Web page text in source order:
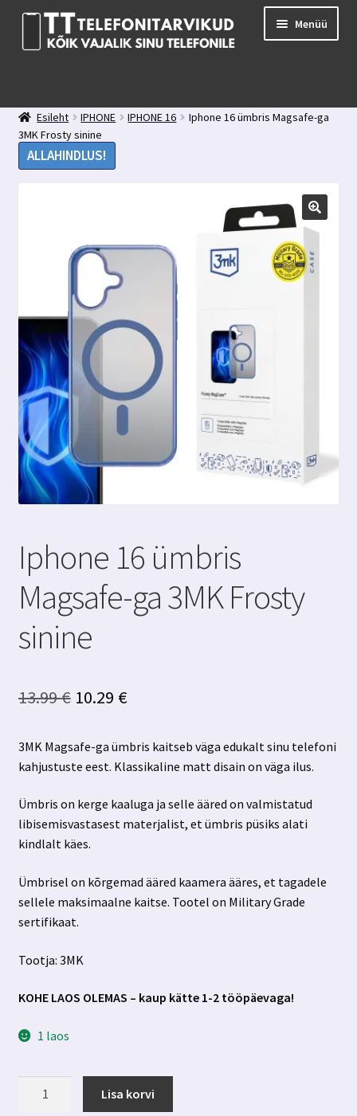
Liigu
navigeerimisele
Liigu
juurde
Menüü
Minu konto
Ostukorv
Esileht IPHONE IPHONE 16
Iphone 16 ümbris Magsafe-ga
3MK Frosty sinine
ALLAHINDLUS!
Iphone 16 ümbris
Magsafe-ga 3MK Frosty
sinine
13.99€ Algne
oli:
10.29 €Praegune
on:
3MK Magsafe-ga ümbris kaitseb väga edukalt sinu telefoni
kahjustuste eest. Klassikaline matt disain on väga ilus.
Ümbris on kerge kaaluga ja selle ääred on valmistatud
libisemisvastasest materjalist, et ümbris püsiks alati
kindlalt käes.
Ümbrisel on kõrgemad ääred kaamera ääres, et tagadele
sellele maksimaalne kaitse. Tootel on Military Grade
sertifikaat.
Tootja: 3MK
KOHE LAOS OLEMAS – kaup kätte 1-2 tööpäevaga!
1 laos
Lisa korvi